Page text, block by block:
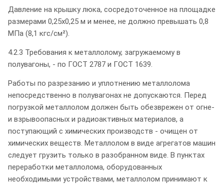
Давление на крышку люка, сосредоточенное на площадке
размерами 0,25х0,25 м и менее, не должно превышать 0,8
МПа (8,1 кгс/см²).
4.2.3 Требования к металлолому, загружаемому в
полувагоны, - по ГОСТ 2787 и ГОСТ 1639.
Работы по разрезанию и уплотнению металлолома
непосредственно в полувагонах не допускаются. Перед
погрузкой металлолом должен быть обезврежен от огне-
и взрывоопасных и радиоактивных материалов, а
поступающий с химических производств - очищен от
химических веществ. Металлолом в виде агрегатов машин
следует грузить только в разобранном виде. В пунктах
переработки металлолома, оборудованных
необходимыми устройствами, металлолом принимают к